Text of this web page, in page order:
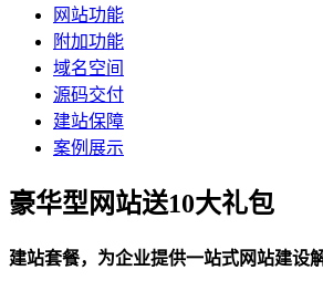
网站功能
附加功能
域名空间
源码交付
建站保障
案例展示
豪华型网站送10大礼包
建站套餐，为企业提供一站式网站建设